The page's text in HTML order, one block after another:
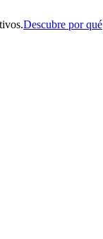
Descubre por qué